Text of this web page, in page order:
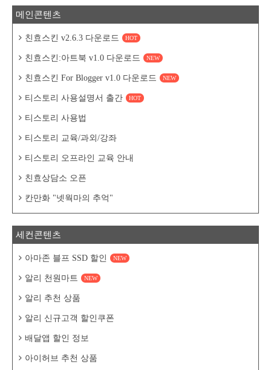
메인콘텐츠
친효스킨 v2.6.3 다운로드 HOT
친효스킨:아트북 v1.0 다운로드 NEW
친효스킨 For Blogger v1.0 다운로드 NEW
티스토리 사용설명서 출간 HOT
티스토리 사용법
티스토리 교육/과외/강좌
티스토리 오프라인 교육 안내
친효상담소 오픈
칸만화 "넷웍마의 추억"
세컨콘텐츠
아마존 블프 SSD 할인 NEW
알리 천원마트 NEW
알리 추천 상품
알리 신규고객 할인쿠폰
배달앱 할인 정보
아이허브 추천 상품